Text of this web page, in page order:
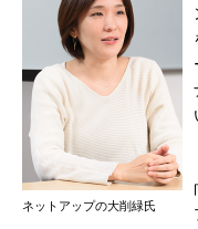
ネットアップの大削緑氏